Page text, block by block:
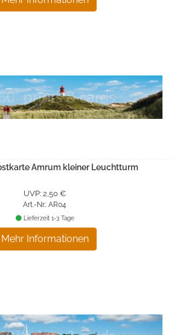
Amrum kleiner Leuchtturm
UVP: 2,50 €
Art.-Nr.: AR04
Mehr Informationen
Lieferzeit 1-3 Tage